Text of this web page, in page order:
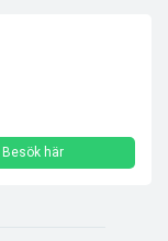
Besök här